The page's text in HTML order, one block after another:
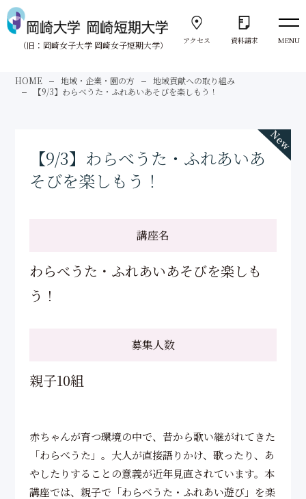
（旧：岡崎女子大学 岡崎女子短期大学） アクセス 資料請求 MENU
向きあう。
Face to Face
岡崎大学
サポート体制
図書館
Library
HOME 地域・企業・園の方
地域貢献への取り組み
【9/3】わらべうた・ふれあいあそびを楽しもう！
【9/3】わらべうた・ふれあいあ
そびを楽しもう！
講座名
わらべうた・ふれあいあそびを楽しも
う！
募集人数
親子10組
赤ちゃんが育つ環境の中で、昔から歌い継がれてきた
「わらべうた」。大人が直接語りかけ、歌ったり、あ
やしたりすることの意義が近年見直されています。本
講座では、親子で「わらべうた・ふれあい遊び」を楽